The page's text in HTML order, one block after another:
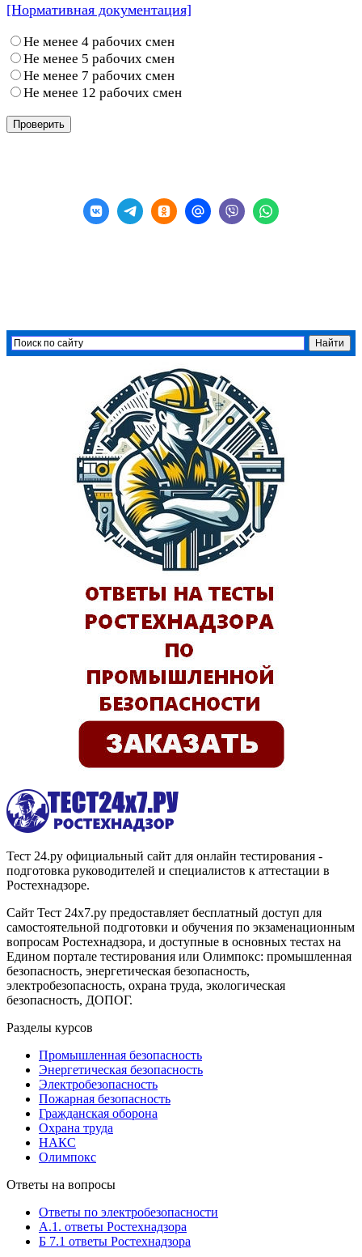
[Нормативная документация]
Не менее 4 рабочих смен
Не менее 5 рабочих смен
Не менее 7 рабочих смен
Не менее 12 рабочих смен
Тест 24.ру официальный сайт для онлайн тестирования -
подготовка руководителей и специалистов к аттестации в
Ростехнадзоре.
Сайт Тест 24х7.ру предоставляет бесплатный доступ для
самостоятельной подготовки и обучения по экзаменационным
вопросам Ростехнадзора, и доступные в основных тестах на
Едином портале тестирования или Олимпокс: промышленная
безопасность, энергетическая безопасность,
электробезопасность, охрана труда, экологическая
безопасность, ДОПОГ.
Разделы курсов
Промышленная безопасность
Энергетическая безопасность
Электробезопасность
Пожарная безопасность
Гражданская оборона
Охрана труда
НАКС
Олимпокс
Ответы на вопросы
Ответы по электробезопасности
А.1. ответы Ростехнадзора
Б 7.1 ответы Ростехнадзора